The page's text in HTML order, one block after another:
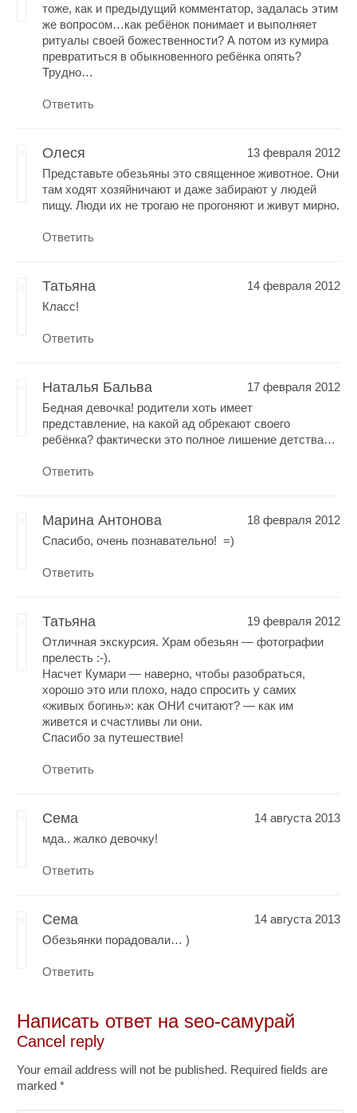
тоже, как и предыдущий комментатор, задалась этим
же вопросом…как ребёнок понимает и выполняет
ритуалы своей божественности? А потом из кумира
превратиться в обыкновенного ребёнка опять?
Трудно…
Ответить
Олеся
13 февраля 2012
Представьте обезьяны это священное животное. Они
там ходят хозяйничают и даже забирают у людей
пищу. Люди их не трогаю не прогоняют и живут мирно.
Ответить
Татьяна
14 февраля 2012
Класс!
Ответить
Наталья Бальва
17 февраля 2012
Бедная девочка! родители хоть имеет
представление, на какой ад обрекают своего
ребёнка? фактически это полное лишение детства…
Ответить
Марина Антонова
18 февраля 2012
Спасибо, очень познавательно! =)
Ответить
Татьяна
19 февраля 2012
Отличная экскурсия. Храм обезьян — фотографии
прелесть :-).
Насчет Кумари — наверно, чтобы разобраться,
хорошо это или плохо, надо спросить у самих
«живых богинь»: как ОНИ считают? — как им
живется и счастливы ли они.
Спасибо за путешествие!
Ответить
Сема
14 августа 2013
мда.. жалко девочку!
Ответить
Сема
14 августа 2013
Обезьянки порадовали… )
Ответить
Написать ответ на seo-самурай
Cancel reply
Your email address will not be published. Required fields are
marked*